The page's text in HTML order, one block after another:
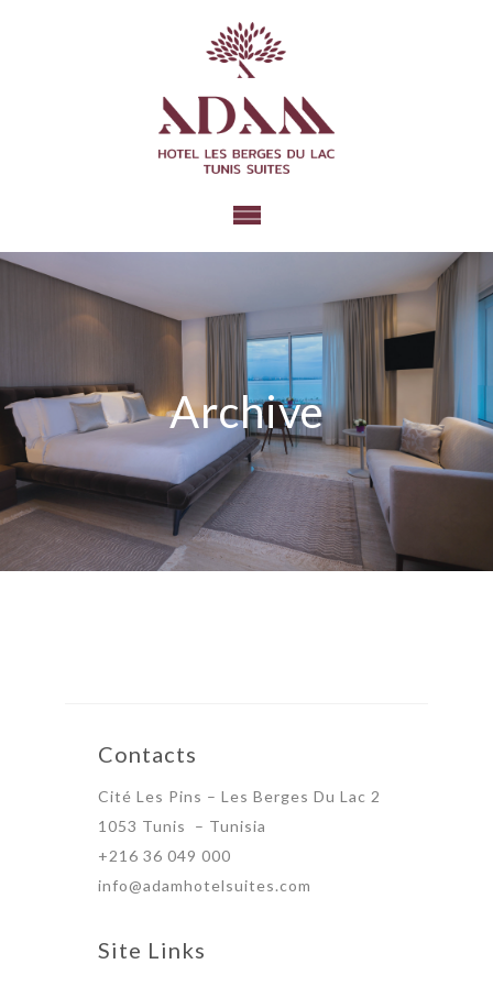
Archive
Contacts
Cité Les Pins – Les Berges Du Lac 2
1053 Tunis – Tunisia
+216 36 049 000
info@adamhotelsuites.com
Site Links